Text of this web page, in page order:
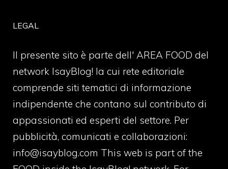
LEGAL
Il presente sito è parte dell' AREA FOOD del
network IsayBlog! la cui rete editoriale
comprende siti tematici di informazione
indipendente che contano sul contributo di
appassionati ed esperti del settore. Per
pubblicità, comunicati e collaborazioni:
info@isayblog.com This web is part of the